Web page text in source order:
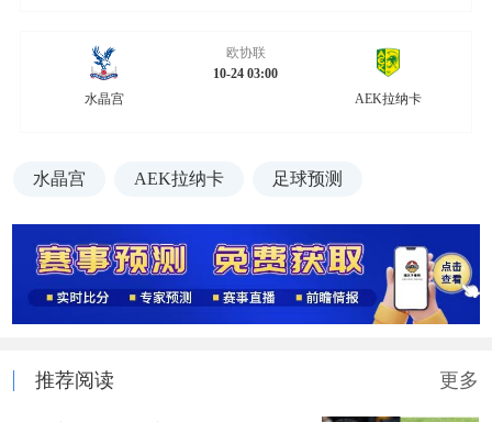
水晶宫
欧协联
10-24 03:00
AEK拉纳卡
水晶宫 AEK拉纳卡 足球预测
推荐阅读 更多